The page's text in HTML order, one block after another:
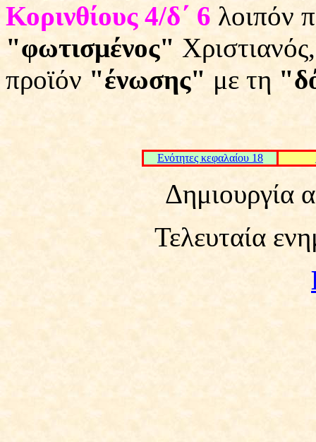
Κορινθίους 4/δ΄ 6 λοιπόν
"φωτισμένος"
προϊόν "ένωσης" με τη
Ενότητες κεφαλαίου 18
Δημιουργία
Τελευταία